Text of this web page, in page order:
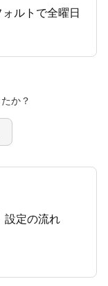
ルトで全曜日
か？
設定の流れ